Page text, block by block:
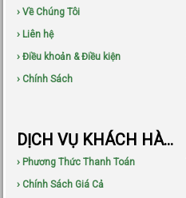
› Về Chúng Tôi
› Liên hệ
› Điều khoản & Điều kiện
› Chính Sách
DỊCH VỤ KHÁCH HÀNG
› Phương Thức Thanh Toán
› Chính Sách Giá Cả